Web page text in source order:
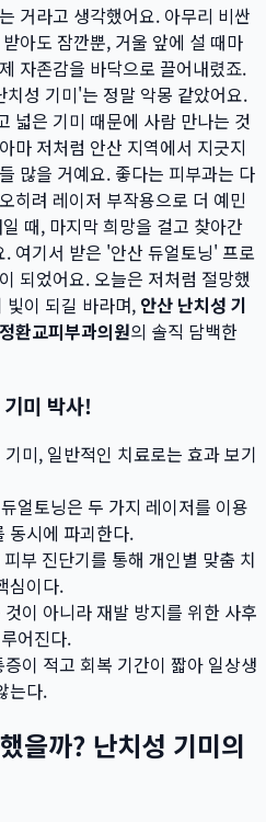
거라고 생각했어요. 아무리 비싼
아도 잠깐뿐, 거울 앞에 설 때마
자존감을 바닥으로 끌어내렸죠.
성 기미'는 정말 악몽 같았어요.
넓은 기미 때문에 사람 만나는 것
마 저처럼 안산 지역에서 지긋지
많을 거예요. 좋다는 피부과는 다
히려 레이저 부작용으로 더 예민
때, 마지막 희망을 걸고 찾아간
. 여기서 받은 '안산 듀얼토닝' 프로
되었어요. 오늘은 저처럼 절망했
빛이 되길 바라며, 안산 난치성 기
정환교피부과의원의 솔직 담백한
미 박사!
미, 일반적인 치료로는 효과 보기
얼토닝은 두 가지 레이저를 이용
동시에 파괴한다.
부 진단기를 통해 개인별 맞춤 치
심이다.
이 아니라 재발 방지를 위한 사후
어진다.
이 적고 회복 기간이 짧아 일상생
는다.
을까? 난치성 기미의